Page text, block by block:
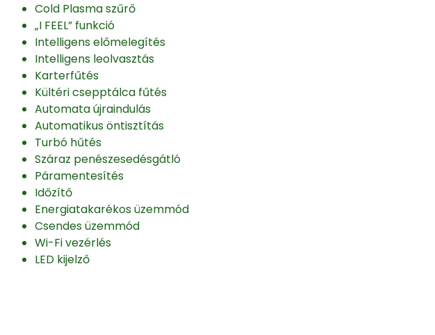
Cold Plasma szűrő
„I FEEL” funkció
Intelligens előmelegítés
Intelligens leolvasztás
Karterfűtés
Kültéri csepptálca fűtés
Automata újraindulás
Automatikus öntisztítás
Turbó hűtés
Száraz penészesedésgátló
Páramentesítés
Időzítő
Energiatakarékos üzemmód
Csendes üzemmód
Wi-Fi vezérlés
LED kijelző